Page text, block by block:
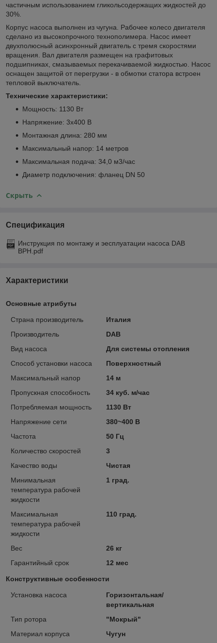
частичным использованием гликольсодержащих жидкостей до
30%.
Корпус насоса выполнен из чугуна. Рабочее колесо двигателя
сделано из высокопрочного технополимера. Насос имеет
двухполюсный асинхронный двигатель с тремя скоростями
вращения. Вал двигателя размещен на графитовых
подшипниках, смазываемых перекачиваемой жидкостью. Насос
оснащен защитой от перегрузки - в обмотки статора встроен
тепловой выключатель.
Технические характеристики:
Мощность: 1130 Вт
Напряжение: 3х400 В
Монтажная длина: 280 мм
Максимальный напор: 14 метров
Максимальная подача: 34,0 м3/час
Диаметр подключения: фланец DN 50
Скрыть
Спецификация
Инструкция по монтажу и эесплуатации насоса DAB
BPH.pdf
Характеристики
Основные атрибуты
Страна производитель
Италия
Производитель
DAB
Вид насоса
Для системы отопления
Способ установки насоса
Поверхностный
Максимальный напор
14 м
Пропускная способность
34 куб. м/час
Потребляемая мощность
1130 Вт
Напряжение сети
380~400 В
Частота
50 Гц
Количество скоростей
3
Качество воды
Чистая
Минимальная
температура рабочей
жидкости
1 град.
Максимальная
температура рабочей
жидкости
110 град.
Вес
26 кг
Гарантийный срок
12 мес
Конструктивные особенности
Установка насоса
Горизонтальная/
вертикальная
Тип ротора
"Мокрый"
Материал корпуса
Чугун